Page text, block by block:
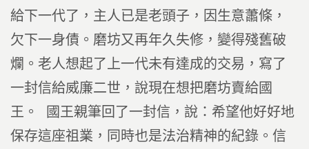
給下一代了，主人已是老頭子，因生意蕭條，
欠下一身債。磨坊又再年久失修，變得殘舊破
爛。老人想起了上一代未有達成的交易，寫了
一封信給威廉二世，說現在想把磨坊賣給國
王。 國王親筆回了一封信，說：希望他好好地
保存這座祖業，同時也是法治精神的紀錄。信